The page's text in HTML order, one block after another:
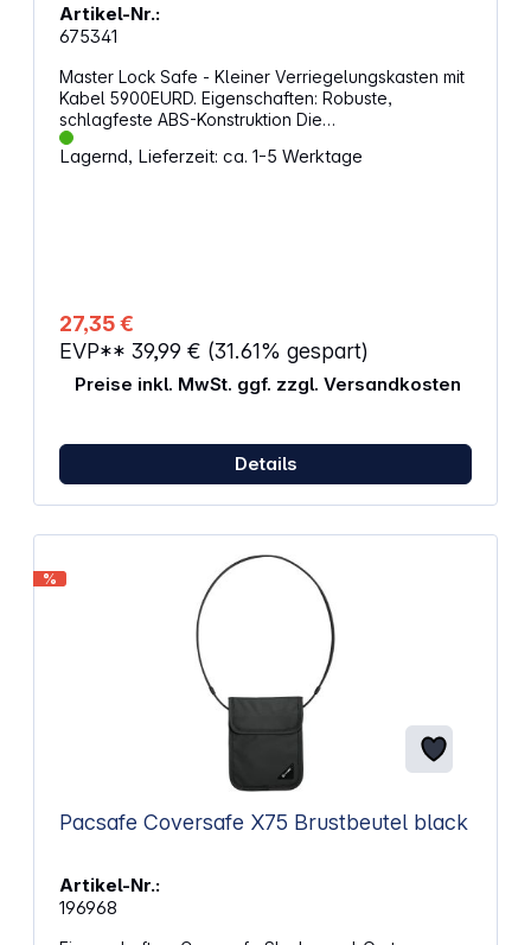
Artikel-Nr.:
675341
Master Lock Safe - Kleiner Verriegelungskasten mit
Kabel 5900EURD. Eigenschaften: Robuste,
schlagfeste ABS-Konstruktion Die
Dokumentenkassette kann mittels integriertem Kabel
an einem Gegenstand am Fußboden befestigt
Lagernd, Lieferzeit: ca. 1-5 Werktage
27,35 €
EVP** 39,99 € (31.61% gespart)
Preise inkl. MwSt. ggf. zzgl. Versandkosten
Details
%
Pacsafe Coversafe X75 Brustbeutel black
Artikel-Nr.:
196968